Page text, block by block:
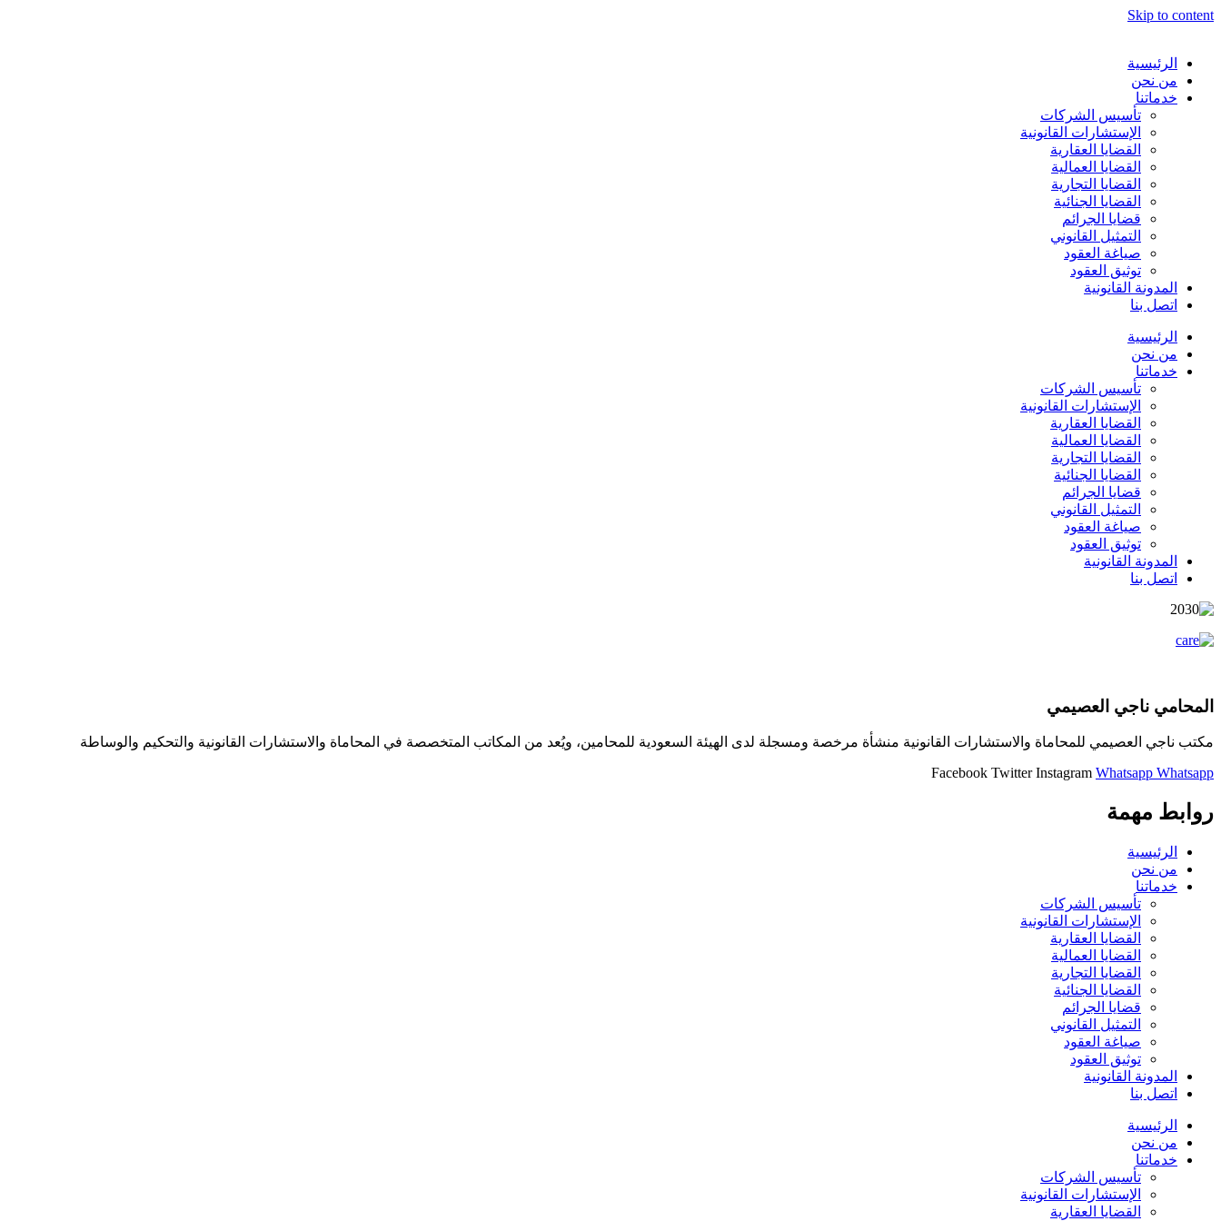
Skip to content
الرئيسية
من نحن
خدماتنا
تأسيس الشركات
الإستشارات القانونية
القضايا العقارية
القضايا العمالية
القضايا التجارية
القضايا الجنائية
قضايا الجرائم
التمثيل القانوني
صياغة العقود
توثيق العقود
المدونة القانونية
اتصل بنا
الرئيسية
من نحن
خدماتنا
تأسيس الشركات
الإستشارات القانونية
القضايا العقارية
القضايا العمالية
القضايا التجارية
القضايا الجنائية
قضايا الجرائم
التمثيل القانوني
صياغة العقود
توثيق العقود
المدونة القانونية
اتصل بنا
المحامي ناجي العصيمي
مكتب ناجي العصيمي للمحاماة والاستشارات القانونية منشأة مرخصة ومسجلة لدى الهيئة السعودية للمحامين، ويُعد من المكاتب المتخصصة في المحاماة والاستشارات القانونية والتحكيم والوساطة
Facebook Twitter Instagram Whatsapp Whatsapp
روابط مهمة
الرئيسية
من نحن
خدماتنا
تأسيس الشركات
الإستشارات القانونية
القضايا العقارية
القضايا العمالية
القضايا التجارية
القضايا الجنائية
قضايا الجرائم
التمثيل القانوني
صياغة العقود
توثيق العقود
المدونة القانونية
اتصل بنا
الرئيسية
من نحن
خدماتنا
تأسيس الشركات
الإستشارات القانونية
القضايا العقارية